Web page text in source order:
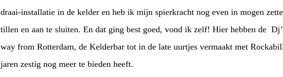
draai-installatie in de kelder en heb ik mijn spierkracht nog even in mogen
tillen en aan te sluiten. En dat ging best goed, vond ik zelf! Hier hebben de
way from Rotterdam, de Kelderbar tot in de late uurtjes vermaakt met
jaren zestig nog meer te bieden heeft.